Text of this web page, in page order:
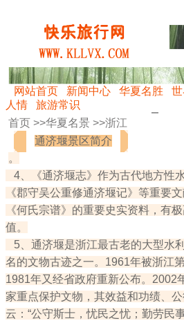
网站首页 新闻中心 华夏名胜
人情
旅游常识
首页 >>华夏名景 >>浙江
通济堰景区简介
。
4、《通济堰志》作为古代地方性
《郡守吴公重修通济堰记》等重要
《何氏宗谱》的重要史实资料，有
值。
5、通济堰是浙江最古老的大型水
名的文物古迹之一。1961年被浙江
1981年又经省政府重新公布。2002
家重点保护文物，其效益和功绩、
云：“公守斯士，忧民之忧；勤劳民